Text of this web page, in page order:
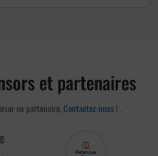
et partenaires
ou partenaire, Contactez-nous !.